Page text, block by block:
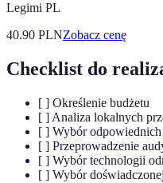
Legimi PL
40.90 PLNZobacz cenę
Checklist do
[ ] Określenie budżetu
[ ] Analiza lokalnych
[ ] Wybór
[ ] Przeprowadzenie
[ ] Wybór technologii
[ ] Wybór